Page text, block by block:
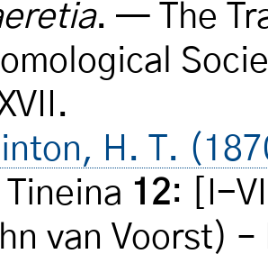
. — The
H. T.
12: [I-
van Voorst)